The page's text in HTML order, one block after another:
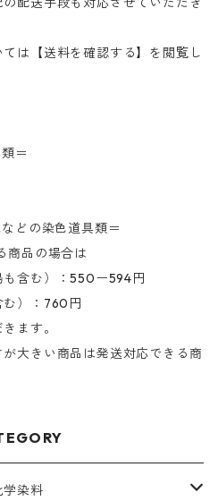
は【送料を確認する】を閲覧し
＝
どの染色道具類＝
商品の場合は
含む）：550ー594円
）：760円
ます。
大きい商品は発送対応できる商
学染料